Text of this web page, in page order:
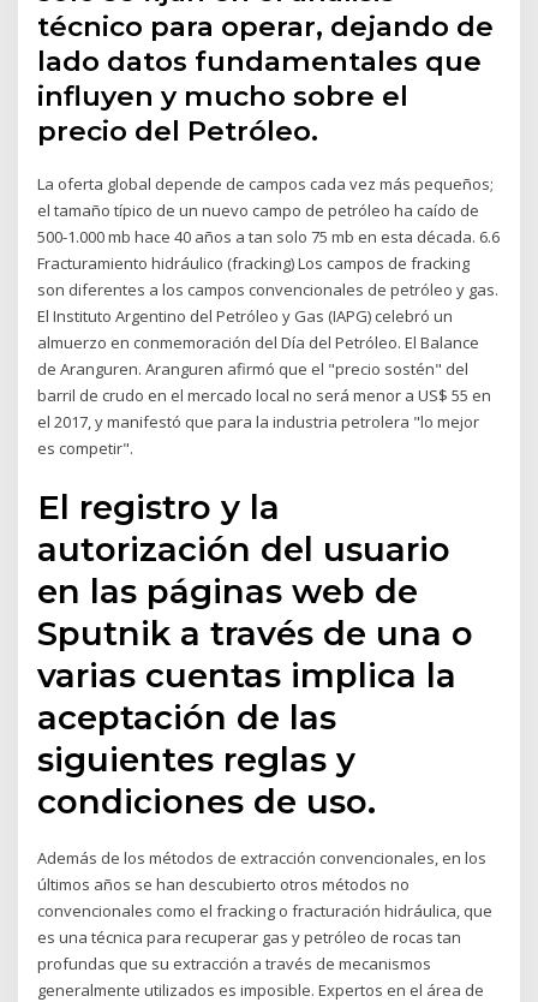
técnico para operar, dejando de
lado datos fundamentales que
influyen y mucho sobre el
precio del Petróleo.
La oferta global depende de campos cada vez más pequeños;
el tamaño típico de un nuevo campo de petróleo ha caído de
500-1.000 mb hace 40 años a tan solo 75 mb en esta década. 6.6
Fracturamiento hidráulico (fracking) Los campos de fracking
son diferentes a los campos convencionales de petróleo y gas.
El Instituto Argentino del Petróleo y Gas (IAPG) celebró un
almuerzo en conmemoración del Día del Petróleo. El Balance
de Aranguren. Aranguren afirmó que el "precio sostén" del
barril de crudo en el mercado local no será menor a US$ 55 en
el 2017, y manifestó que para la industria petrolera "lo mejor
es competir".
El registro y la
autorización del usuario
en las páginas web de
Sputnik a través de una o
varias cuentas implica la
aceptación de las
siguientes reglas y
condiciones de uso.
Además de los métodos de extracción convencionales, en los
últimos años se han descubierto otros métodos no
convencionales como el fracking o fracturación hidráulica, que
es una técnica para recuperar gas y petróleo de rocas tan
profundas que su extracción a través de mecanismos
generalmente utilizados es imposible. Expertos en el área de